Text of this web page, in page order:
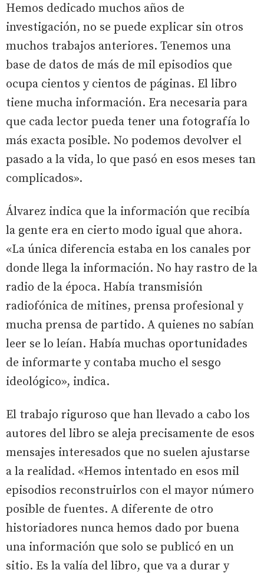
Hemos dedicado muchos años de
investigación, no se puede explicar sin otros
muchos trabajos anteriores. Tenemos una
base de datos de más de mil episodios que
ocupa cientos y cientos de páginas. El libro
tiene mucha información. Era necesaria para
que cada lector pueda tener una fotografía lo
más exacta posible. No podemos devolver el
pasado a la vida, lo que pasó en esos meses tan
complicados».
Álvarez indica que la información que recibía
la gente era en cierto modo igual que ahora.
«La única diferencia estaba en los canales por
donde llega la información. No hay rastro de la
radio de la época. Había transmisión
radiofónica de mitines, prensa profesional y
mucha prensa de partido. A quienes no sabían
leer se lo leían. Había muchas oportunidades
de informarte y contaba mucho el sesgo
ideológico», indica.
El trabajo riguroso que han llevado a cabo los
autores del libro se aleja precisamente de esos
mensajes interesados que no suelen ajustarse
a la realidad. «Hemos intentado en esos mil
episodios reconstruirlos con el mayor número
posible de fuentes. A diferente de otro
historiadores nunca hemos dado por buena
una información que solo se publicó en un
sitio. Es la valía del libro, que va a durar y